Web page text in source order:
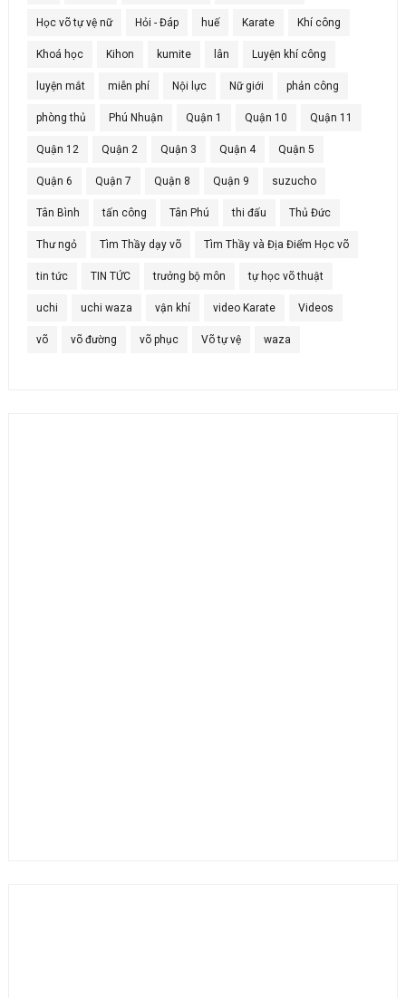
Học võ tự vệ nữ Hỏi - Đáp huế Karate Khí công
Khoá học Kihon kumite lân Luyện khí công
luyện mắt miễn phí Nội lực Nữ giới phản công
phòng thủ Phú Nhuận Quận 1 Quận 10 Quận 11
Quận 12 Quận 2 Quận 3 Quận 4 Quận 5
Quận 6 Quận 7 Quận 8 Quận 9 suzucho
Tân Bình tấn công Tân Phú thi đấu Thủ Đức
Thư ngỏ Tìm Thầy dạy võ Tìm Thầy và Địa Điểm Học võ
tin tức TIN TỨC trưởng bộ môn tự học võ thuật
uchi uchi waza vận khí video Karate Videos
võ võ đường võ phục Võ tự vệ waza